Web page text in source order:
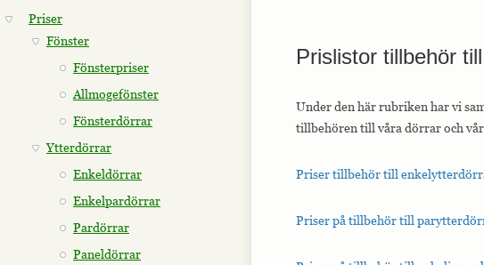
Priser
Fönster
Fönsterpriser
Allmogefönster
Fönsterdörrar
Ytterdörrar
Enkeldörrar
Enkelpardörrar
Pardörrar
Paneldörrar
Prislistor tillbehör
Under den här rubriken har vi
tillbehören till våra dörrar och
Priser tillbehör till
Priser på tillbehör till